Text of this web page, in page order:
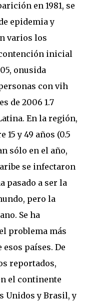
en 1981, se
epidemia y
varios los
inicial
onusida
con vih
de 2006 1.7
En la región,
15 y 49 años (0.5
sólo en el año,
se infectaron
pasado a ser la
pero la
Se ha
problema más
países. De
reportados,
el continente
Unidos y Brasil, y